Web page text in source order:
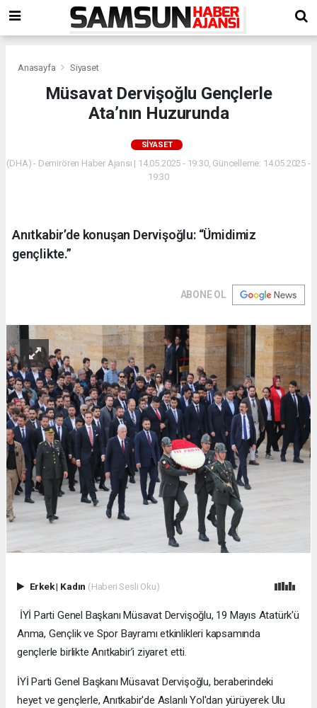
Anasayfa Siyaset
Müsavat Dervişoğlu Gençlerle
Ata’nın Huzurunda
SIYASET
(DHA) - Demirören Haber Ajansı | 14.05.2025 - 19:30, Güncelleme: 14.05.2025 -
19:30
Anıtkabir’de konuşan Dervişoğlu: “Ümidimiz
gençlikte.”
ABONE OL
Erkek| Kadın (Haberi Sesli Oku)
İYİ Parti Genel Başkanı Müsavat Dervişoğlu, 19 Mayıs Atatürk'ü
Anma, Gençlik ve Spor Bayramı etkinlikleri kapsamında
gençlerle birlikte Anıtkabir’i ziyaret etti.
İYİ Parti Genel Başkanı Müsavat Dervişoğlu, beraberindeki
heyet ve gençlerle, Anıtkabir'de Aslanlı Yol'dan yürüyerek Ulu